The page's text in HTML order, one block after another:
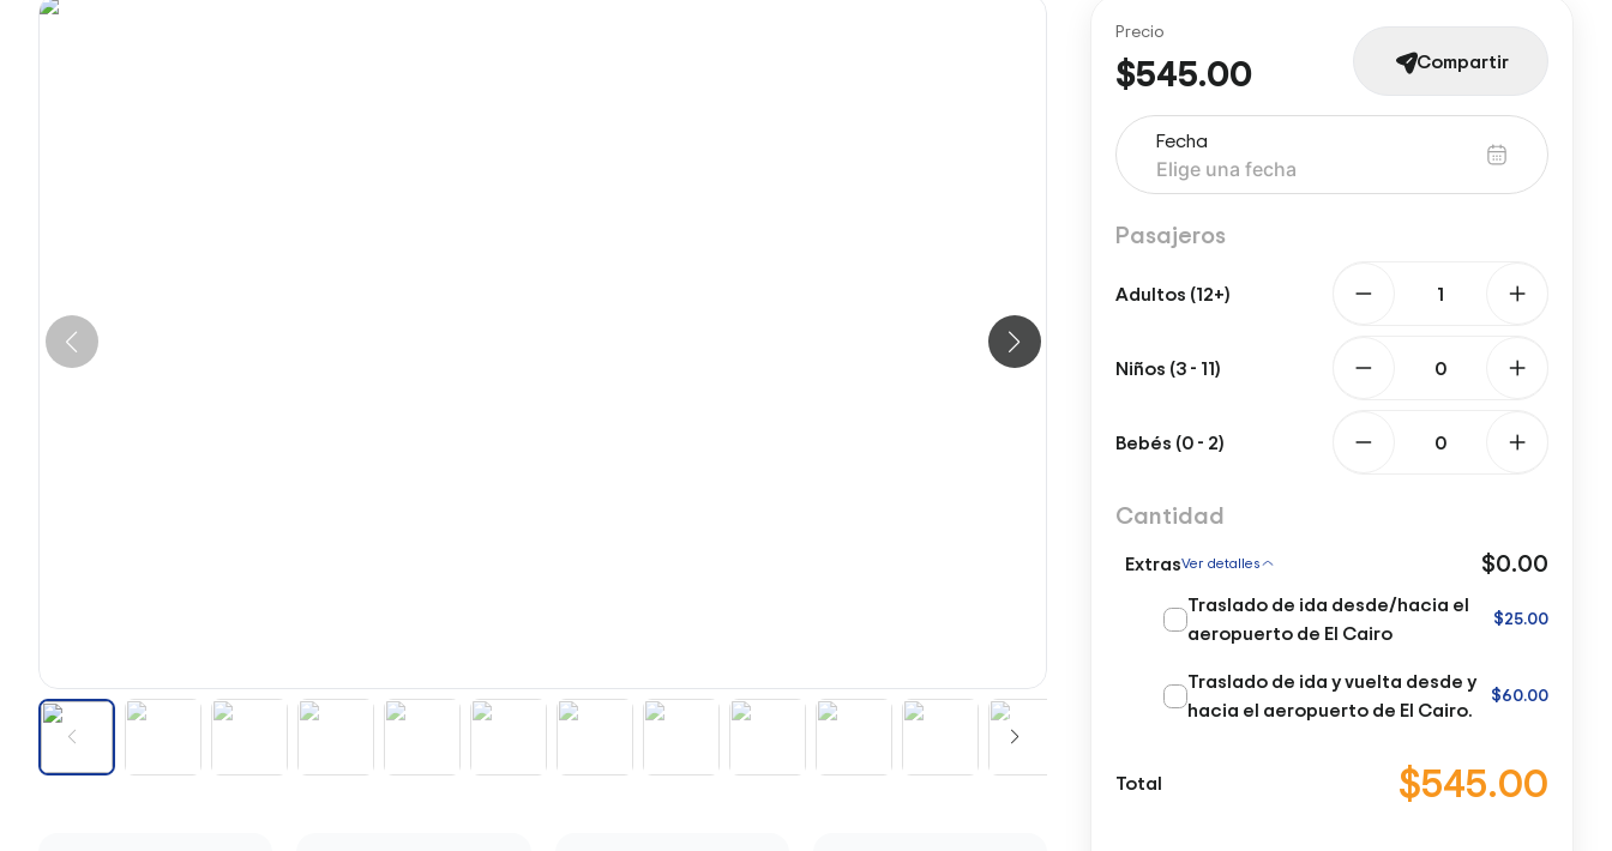
Precio
$545.00 Compartir
Fecha
Pasajeros
Adultos (12+)
Niños (3 - 11)
Bebés (0 - 2)
Cantidad
ExtrasVer detalles $0.00
Traslado de ida desde/hacia el
aeropuerto de El Cairo
$25.00
Traslado de ida y vuelta desde y
hacia el aeropuerto de El Cairo.
$60.00
Total $545.00